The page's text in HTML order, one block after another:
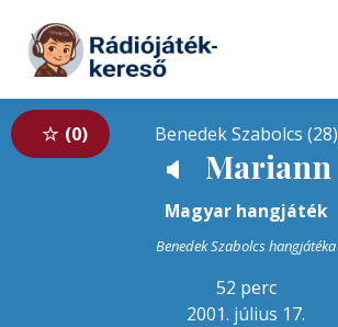
Tovább a tartalomhoz
0 Benedek Szabolcs (28)
🔈 Mariann
Magyar hangjáték
Benedek Szabolcs hangjátéka
52 perc
2001. július 17.